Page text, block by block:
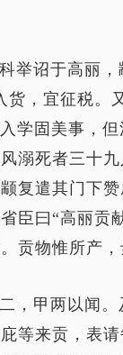
举诏于高丽
，宜征税。
学固美事，
溺死者三十
复遣其门下
臣曰“高丽贡
贡物惟所产
，甲两以闻
等来贡，表请